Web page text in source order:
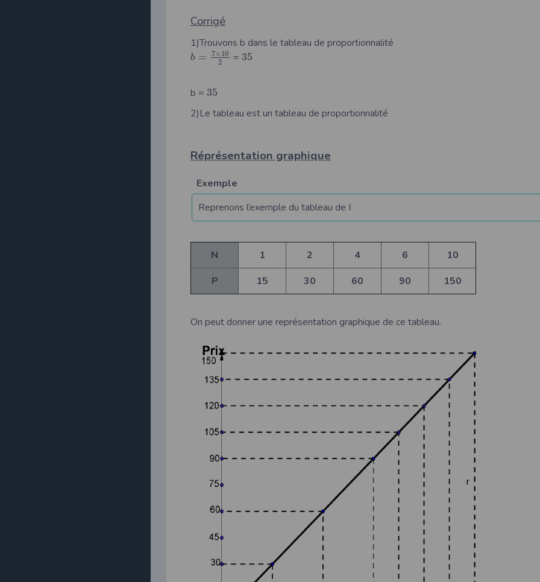
Corrigé
1)Trouvons b dans le tableau de proportionnalité
b = 7× 10
2
= 35
b = 35
2)Le tableau est un tableau de proportionnalité
Réprésentation graphique
Exemple
Reprenons l’exemple du tableau de I
N 1 2 4 6
10
P
15 30 60 90 150
On peut donner une représentation graphique de ce tableau.